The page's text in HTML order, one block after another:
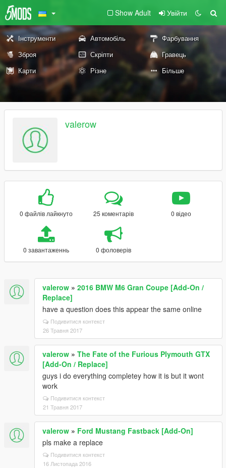
Show Adult Увійти
Інструменти Автомобіль
Фарбування
Зброя
Скріпти
Гравець
Карти
Різне Більше
valerow
0 файлів лайкнуто 25 коментарів 0 відео
0 завантаженнь 0 фоловерів
valerow » 2016 BMW M6 Gran Coupe [Add-On /
Replace]
have a question does this appear the same online
Подивитися контекст
26 Травня 2017
valerow » The Fate of the Furious Plymouth GTX
[Add-On / Replace]
guys i do everything completey how it is but it wont
work
Подивитися контекст
21 Травня 2017
valerow » Ford Mustang Fastback [Add-On]
pls make a replace
Подивитися контекст
16 Листопада 2016